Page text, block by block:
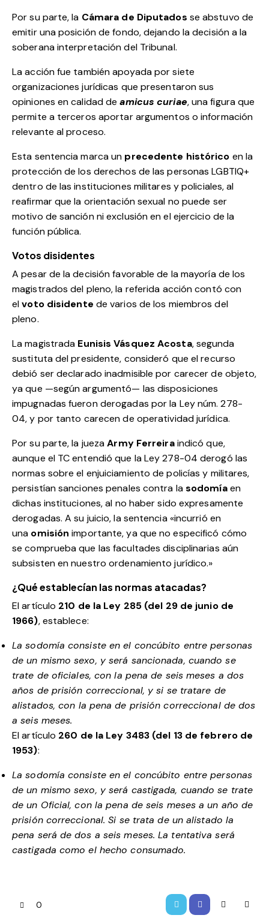
Por su parte, la Cámara de Diputados se abstuvo de
emitir una posición de fondo, dejando la decisión a la
soberana interpretación del Tribunal.
La acción fue también apoyada por siete
organizaciones jurídicas que presentaron sus
opiniones en calidad deamicus curiae, una figura que
permite a terceros aportar argumentos o información
relevante al proceso.
Esta sentencia marca un precedente histórico en la
protección de los derechos de las personas LGBTIQ+
dentro de las instituciones militares y policiales, al
reafirmar que la orientación sexual no puede ser
motivo de sanción ni exclusión en el ejercicio de la
función pública.
Votos disidentes
A pesar de la decisión favorable de la mayoría de los
magistrados del pleno, la referida acción contó con
elvoto disidente de varios de los miembros del
pleno.
La magistrada Eunisis Vásquez Acosta, segunda
sustituta del presidente, consideró que el recurso
debió ser declarado inadmisible por carecer de objeto,
ya que —según argumentó— las disposiciones
impugnadas fueron derogadas por la Ley núm. 278-
04, y por tanto carecen de operatividad jurídica.
Por su parte, la juezaArmy Ferreiraindicó que,
aunque el TC entendió que la Ley 278-04 derogó las
normas sobre el enjuiciamiento de policías y militares,
persistían sanciones penales contra lasodomíaen
dichas instituciones, al no haber sido expresamente
derogadas. A su juicio, la sentencia «incurrió en
una omisión importante, ya que no especificó cómo
se comprueba que las facultades disciplinarias aún
subsisten en nuestro ordenamiento jurídico.»
¿Qué establecían las normas atacadas?
El artículo 210 de la Ley 285 (del 29 de junio de
1966), establece:
La sodomía consiste en el concúbito entre personas
de un mismo sexo, y será sancionada, cuando se
trate de oficiales, con la pena de seis meses a dos
años de prisión correccional, y si se tratare de
alistados, con la pena de prisión correccional de dos
a seis meses.
El artículo 260 de la Ley 3483 (del 13 de febrero de
1953):
La sodomía consiste en el concúbito entre personas
de un mismo sexo, y será castigada, cuando se trate
de un Oficial, con la pena de seis meses a un año de
prisión correccional. Si se trata de un alistado la
pena será de dos a seis meses. La tentativa será
castigada como el hecho consumado.
0